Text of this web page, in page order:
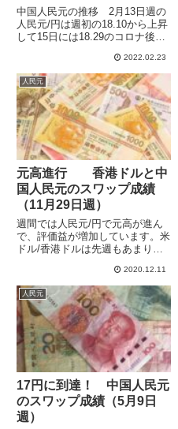
中国人民元の推移 2月13日週の
人民元/円は週初の18.10から上昇
して15日には18.29のコロナ後の
横ばいとなって高止まりし18.18
でクローズを迎えています。これ
までのところウクライナ情勢も人
民元にはあま...
2022.02.23
人民元
元高進行 香港ドルと中
国人民元のスワップ成績
（11月29日週）
週間では人民元/円で元高が進ん
で、評価益が増加しています。米
ドル/香港ドルは先週もあまり変
以来の損益の合計は+69,902円と
なりました。前週比で+18,168円
です。スワップ付与額は784円
で、年換算の収益率...
2020.12.11
人民元
17円に到達！ 中国人民元
のスワップ成績（5月9日
週）